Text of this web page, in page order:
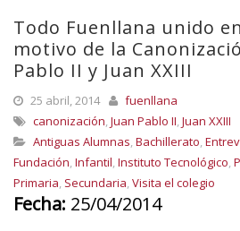
Todo Fuenllana unido
motivo de la
Pablo II y Juan XXIII
25 abril, 2014
fuenllana
canonización, Juan Pablo II, Juan XXIII
Antiguas Alumnas, Bachillerato,
Fundación, Infantil, Instituto Tecnológico,
Primaria, Secundaria, Visita el colegio
Fecha: 25/04/2014